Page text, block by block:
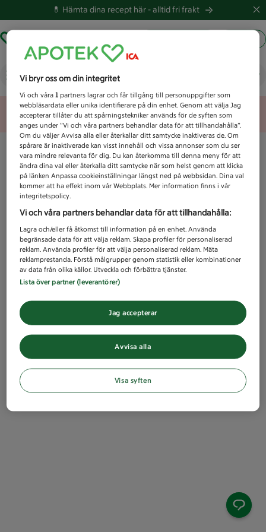
💊 Hämta dina recept här -alltid fri frakt
Vad letar du efter idag?
Unknown error
Vi bryr oss om din integritet
Vi och våra1 partners lagrar och får tillgång till personuppgifter som
webbläsardata eller unika identifierare på din enhet. Genom att välja Jag
accepterar tillåter du att spårningstekniker används för de syften som
anges under ”Vi och våra partners behandlar data för att tillhandahålla”.
Om du väljer Avvisa alla eller återkallar ditt samtycke inaktiveras de. Om
spårare är inaktiverade kan visst innehåll och vissa annonser som du ser
vara mindre relevanta för dig. Du kan återkomma till denna meny för att
ändra dina val eller återkalla ditt samtycke när som helst genom att klicka
på länken Anpassa cookieinställningar längst ned på webbsidan. Dina val
kommer att ha effekt inom vår Webbplats. Mer information finns i vår
integritetspolicy.
Vi och våra partners behandlar data för att tillhandahålla:
Lagra och/eller få åtkomst till information på en enhet. Använda
begränsade data för att välja reklam. Skapa profiler för personaliserad
reklam. Använda profiler för att välja personaliserad reklam. Mäta
reklamprestanda. Förstå målgrupper genom statistik eller kombinationer
av data från olika källor. Utveckla och förbättra tjänster.
Lista över partner (leverantörer)
Avvisa alla
Jag accepterar
Visa syften